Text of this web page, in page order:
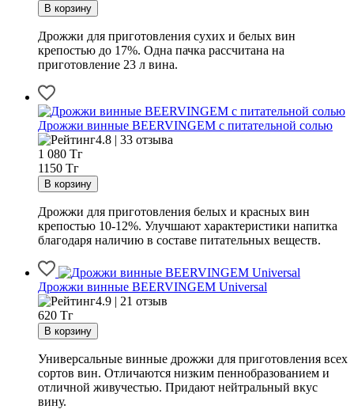
Дрожжи для приготовления сухих и белых вин
крепостью до 17%. Одна пачка рассчитана на
приготовление 23 л вина.
Дрожжи винные BEERVINGEM с питательной солью
4.8 | 33 отзыва
1 080 Тг
1150 Тг
Дрожжи для приготовления белых и красных вин
крепостью 10-12%. Улучшают характеристики напитка
благодаря наличию в составе питательных веществ.
Дрожжи винные BEERVINGEM Universal
4.9 | 21 отзыв
620 Тг
Универсальные винные дрожжи для приготовления всех
сортов вин. Отличаются низким пеннобразованием и
отличной живучестью. Придают нейтральный вкус
вину.